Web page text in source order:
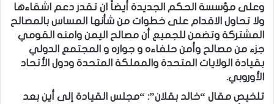
وعلى مؤسسة الحكم الجديدة أيضاً ان تقدر دعم اشقاءها
ولا تحاول الاقدام على خطوات من شأنها المساس بالمصالح
المشتركة وتضمن للجميع أن مصالح اليمن وامنه القومي
جزء من مصالح وأمن حلفاءه و جواره و المجتمع الدولي
بقيادة الولايات المتحدة والمملكة المتحدة ودول الأتحاد
الأوروبي.
تلخيص مقال “خالد بقلان”: “مجلس القيادة إلى أين بعد